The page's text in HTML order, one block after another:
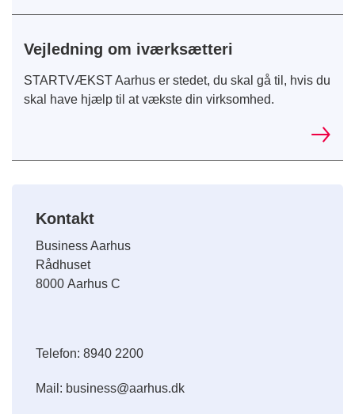
Vejledning om iværksætteri
STARTVÆKST Aarhus er stedet, du skal gå til, hvis du
skal have hjælp til at vækste din virksomhed.
Kontakt
Business Aarhus
Rådhuset
8000 Aarhus C
Telefon: 8940 2200
Mail: business@aarhus.dk